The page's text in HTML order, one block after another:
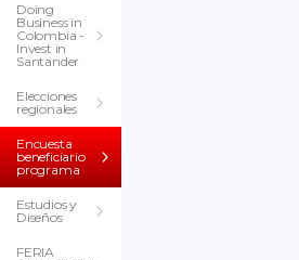
Doing
Business in
Colombia -
Invest in
Santander
Elecciones
regionales
Encuesta
beneficiario
programa
Estudios y
Diseños
FERIA